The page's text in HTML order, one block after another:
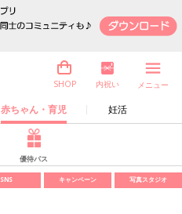
赤ちゃん・育児 妊活
SHOP 内祝い メニュー
優待パス
SNS キャンペーン 写真スタジオ